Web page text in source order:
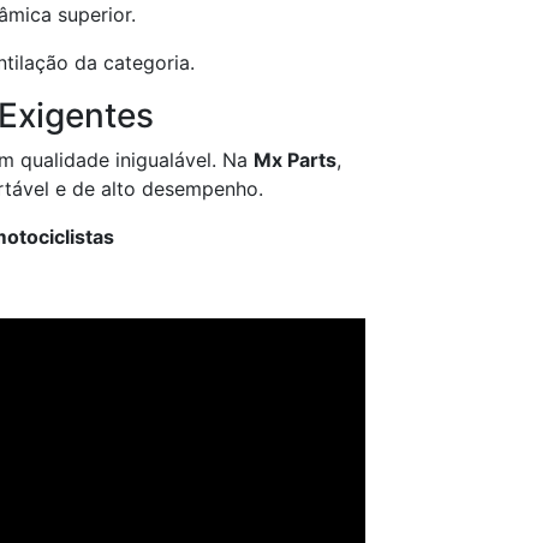
superior.
da categoria.
qualidade inigualável. Na Mx Parts,
e de alto desempenho.